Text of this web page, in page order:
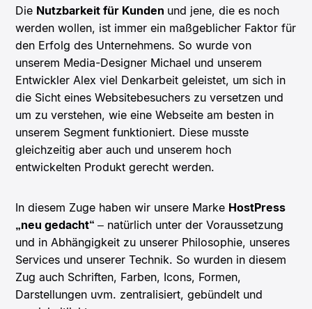
Die Nutzbarkeit für Kunden und jene, die es noch
werden wollen, ist immer ein maßgeblicher Faktor für
den Erfolg des Unternehmens. So wurde von
unserem Media-Designer Michael und unserem
Entwickler Alex viel Denkarbeit geleistet, um sich in
die Sicht eines Websitebesuchers zu versetzen und
um zu verstehen, wie eine Webseite am besten in
unserem Segment funktioniert. Diese musste
gleichzeitig aber auch und unserem hoch
entwickelten Produkt gerecht werden.
In diesem Zuge haben wir unsere Marke HostPress
„neu gedacht“– natürlich unter der Voraussetzung
und in Abhängigkeit zu unserer Philosophie, unseres
Services und unserer Technik. So wurden in diesem
Zug auch Schriften, Farben, Icons, Formen,
Darstellungen uvm. zentralisiert, gebündelt und